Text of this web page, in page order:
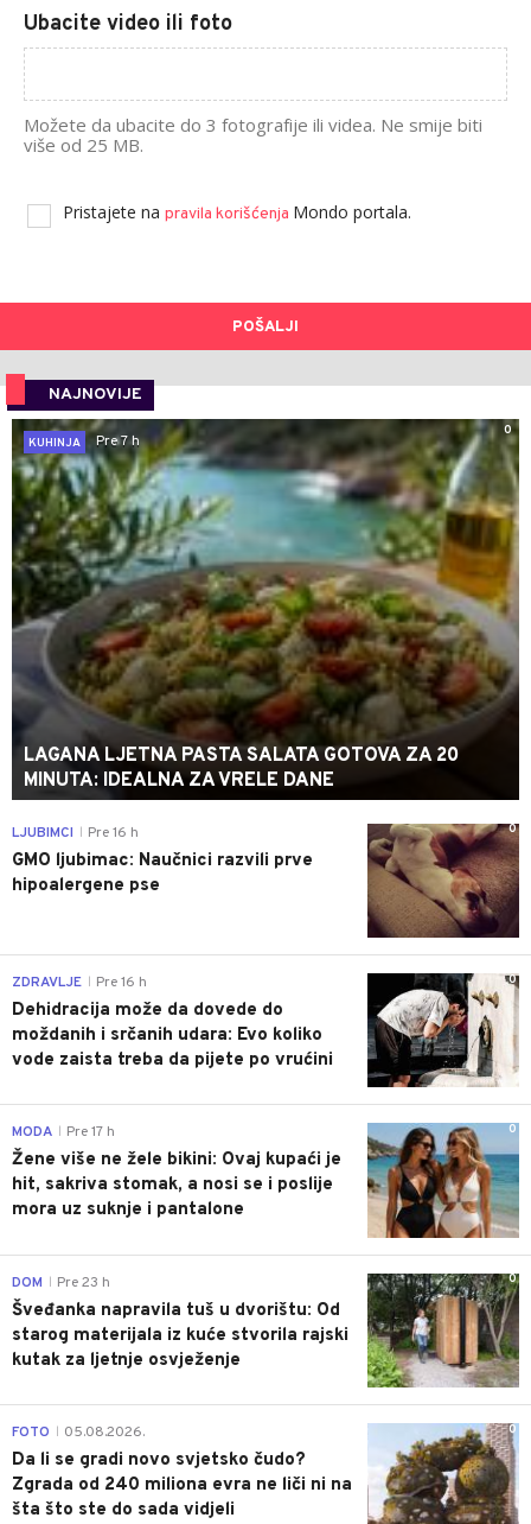
Ubacite video ili foto
Možete da ubacite do 3 fotografije ili videa. Ne smije biti
više od 25 MB.
Pristajete na pravila korišćenja Mondo portala.
POŠALJI
NAJNOVIJE
0
KUHINJA
Pre 7 h
LAGANA LJETNA PASTA SALATA GOTOVA ZA 20
MINUTA: IDEALNA ZA VRELE DANE
0
LJUBIMCI Pre 16 h
GMO ljubimac: Naučnici razvili prve
hipoalergene pse
0
ZDRAVLJE Pre 16 h
Dehidracija može da dovede do
moždanih i srčanih udara: Evo koliko
vode zaista treba da pijete po vrućini
0
MODA Pre 17 h
Žene više ne žele bikini: Ovaj kupaći je
hit, sakriva stomak, a nosi se i poslije
mora uz suknje i pantalone
0
DOM Pre 23 h
Šveđanka napravila tuš u dvorištu: Od
starog materijala iz kuće stvorila rajski
kutak za ljetnje osvježenje
0
FOTO 05.08.2026.
Da li se gradi novo svjetsko čudo?
Zgrada od 240 miliona evra ne liči ni na
šta što ste do sada vidjeli